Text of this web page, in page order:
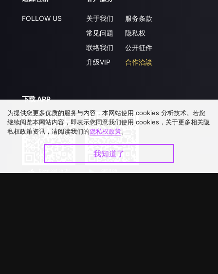
FOLLOW US
关于我们
常见问题
联络我们
升级VIP
服务条款
隐私权
公开征件
合作洽談
下载 APP
为提供您更多优质的服务与内容，本网站使用 cookies 分析技术。若您
继续阅览本网站内容，即表示您同意我们使用 cookies，关于更多相关隐
私权政策资讯，请阅读我们的隐私权政策。
我知道了